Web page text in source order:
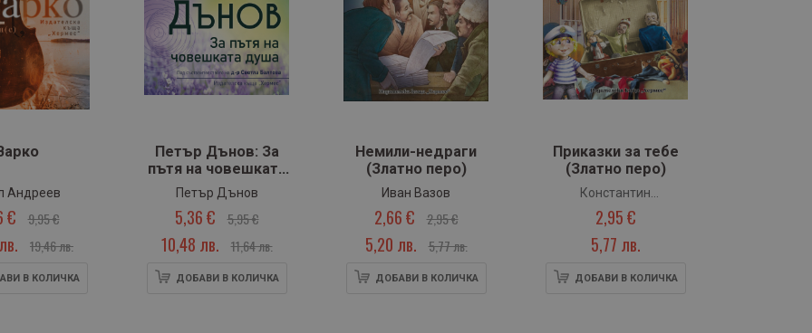
Андреев
€ 9,95 €
19,46 лв.
В КОЛИЧКА
Петър Дънов: За
пътя на човешката
душа
Петър Дънов
5,36 € 5,95 €
10,48 лв. 11,64 лв.
ДОБАВИ В КОЛИЧКА
Немили-недраги
(Златно перо)
Иван Вазов
2,66 € 2,95 €
5,20 лв. 5,77 лв.
ДОБАВИ В КОЛИЧКА
Приказки за тебе
(Златно перо)
Константин
Константинов
2,95 €
5,77 лв.
ДОБАВИ В КОЛИЧКА